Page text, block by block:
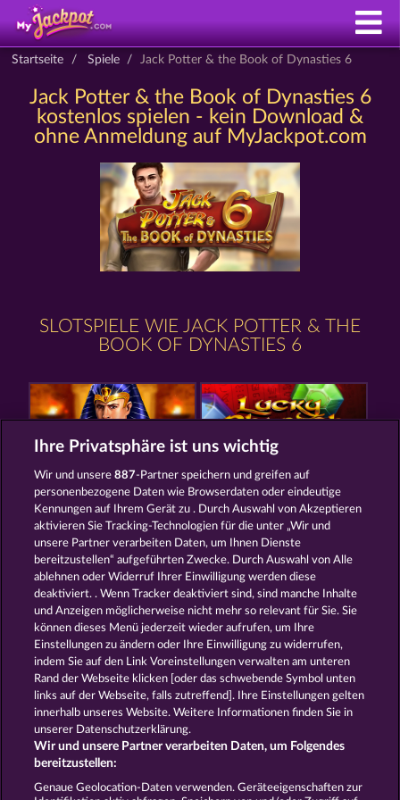
Startseite Spiele Jack Potter & the Book of Dynasties 6
Jack Potter & the Book of Dynasties 6
kostenlos spielen - kein Download &
ohne Anmeldung auf MyJackpot.com
SLOTSPIELE WIE JACK POTTER & THE
BOOK OF DYNASTIES 6
RAMSES BOOK LUCKY PHARAOH WILD
PHARAOS RICHES
AGB Datenschutz Impressum
Unternehmensseite
Affiliate-Programm
Ihre Privatsphäre ist uns wichtig
Wir und unsere887-Partner speichern und greifen auf
personenbezogene Daten wie Browserdaten oder eindeutige
Kennungen auf Ihrem Gerät zu . Durch Auswahl von Akzeptieren
aktivieren Sie Tracking-Technologien für die unter „Wir und
unsere Partner verarbeiten Daten, um Ihnen Dienste
bereitzustellen“ aufgeführten Zwecke. Durch Auswahl von Alle
ablehnen oder Widerruf Ihrer Einwilligung werden diese
deaktiviert. . Wenn Tracker deaktiviert sind, sind manche Inhalte
und Anzeigen möglicherweise nicht mehr so ​​relevant für Sie. Sie
können dieses Menü jederzeit wieder aufrufen, um Ihre
Einstellungen zu ändern oder Ihre Einwilligung zu widerrufen,
indem Sie auf den Link Voreinstellungen verwalten am unteren
Rand der Webseite klicken [oder das schwebende Symbol unten
links auf der Webseite, falls zutreffend]. Ihre Einstellungen gelten
innerhalb unseres Website. Weitere Informationen finden Sie in
unserer Datenschutzerklärung.
Wir und unsere Partner verarbeiten Daten, um Folgendes
bereitzustellen:
Genaue Geolocation-Daten verwenden. Geräteeigenschaften zur